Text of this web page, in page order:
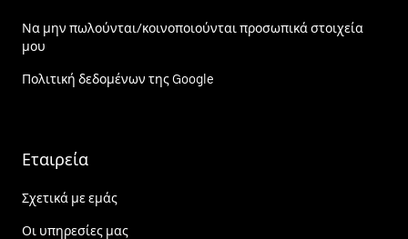
Να μην πωλούνται/κοινοποιούνται προσωπικά στοιχεία
μου
Πολιτική δεδομένων της Google
Εταιρεία
Σχετικά με εμάς
Οι υπηρεσίες μας